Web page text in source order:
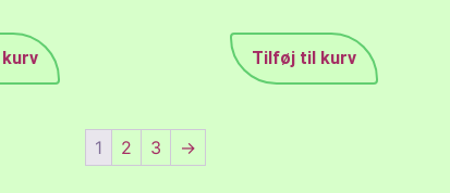
Tilføj til kurv
1 2 3 →